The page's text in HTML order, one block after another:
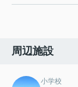
周辺施設
小学校